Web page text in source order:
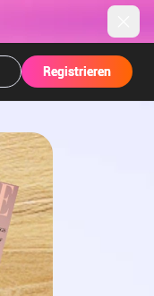
Registrieren​
Registrieren​